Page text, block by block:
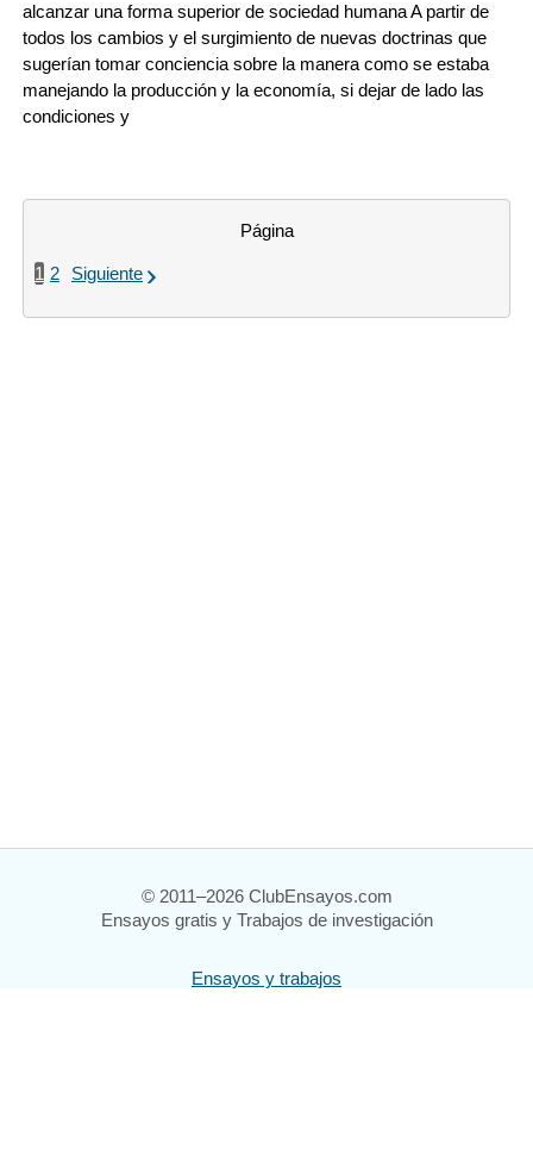
alcanzar una forma superior de sociedad humana A partir de
todos los cambios y el surgimiento de nuevas doctrinas que
sugerían tomar conciencia sobre la manera como se estaba
manejando la producción y la economía, si dejar de lado las
condiciones y
Página
1 2 Siguiente
© 2011–2026 ClubEnsayos.com
Ensayos gratis y Trabajos de investigación
Ensayos y trabajos